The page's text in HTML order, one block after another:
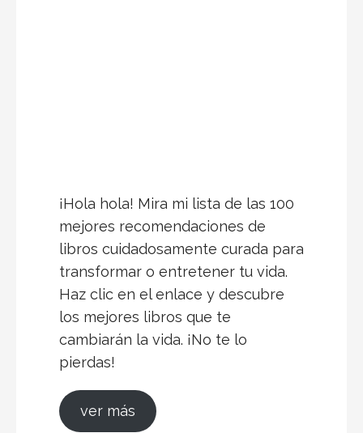
¡Hola hola! Mira mi lista de las 100
mejores recomendaciones de
libros cuidadosamente curada para
transformar o entretener tu vida.
Haz clic en el enlace y descubre
los mejores libros que te
cambiarán la vida. ¡No te lo
pierdas!
ver más